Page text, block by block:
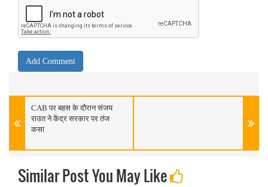
CAB पर बहस के दौरान संजय
राउत ने केंद्र सरकार पर तंज
कसा
Similar Post You May Like